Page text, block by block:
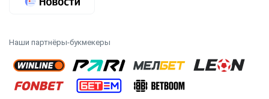
Наши партнёры-букмекеры